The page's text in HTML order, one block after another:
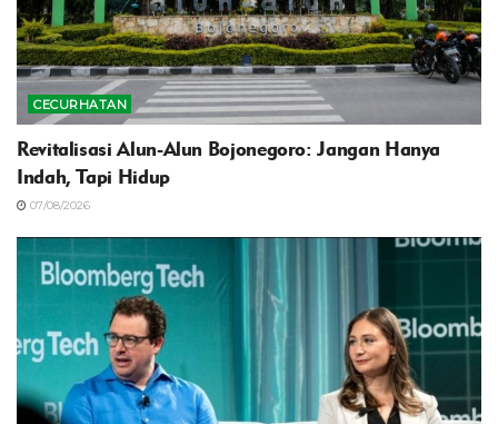
CECURHATAN
Revitalisasi Alun-Alun Bojonegoro: Jangan Hanya
Indah, Tapi Hidup
07/08/2026